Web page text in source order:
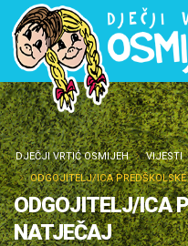
DJEČJI VRTIĆ OSMIJEH
VIJESTI
ODGOJITELJ/ICA
ODGOJITELJ/ICA
NATJEČAJ